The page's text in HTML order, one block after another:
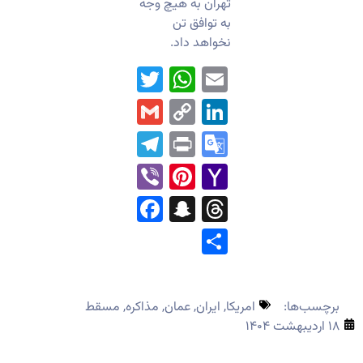
تهران به هیچ وجه
به توافق تن
نخواهد داد.
Email
WhatsApp
Twitter
LinkedIn
Copy
Link
Gmail
Google
Translate
Print
Telegram
Yahoo
Mail
Pinterest
Viber
Threads
Snapchat
Facebook
Share
برچسب‌ها: امریکا,ایران,عمان,مذاکره,مسقط
۱۸ اردیبهشت ۱۴۰۴